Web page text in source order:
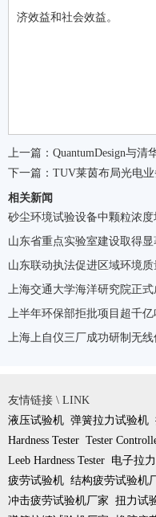
济效益和社会效益。
上一篇： QuantumDesign与清
下一篇： TUV莱茵布局光电
相关新闻
砂尘环境试验设备中颗粒浓
山东省重点实验室建设取得
山东联动执法促进区域环境
上海交通大学海洋研究院正
上半年环保部拒批项目超千亿
上海上自仪三厂成功研制无
友情链接 \ LINK
液压试验机 弹簧拉力试验机
Hardness Tester Tester
Leeb Hardness Tester 电子拉
疲劳试验机 结构疲劳试验机
冲击疲劳试验机厂家 扭力试